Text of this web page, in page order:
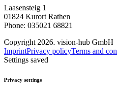
Laasensteig 1
01824 Kurort Rathen
Phone: 035021 68821
Copyright 2026. vision-hub GmbH
ImprintPrivacy policyTerms and
Settings saved
Privacy settings